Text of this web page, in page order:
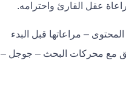
عقل القارئ واحترامه.
المحتوى – مراعاتها قبل البدء
مع محركات البحث – جوجل –